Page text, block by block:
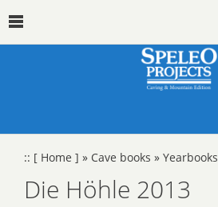
:: [ Home ] » Cave books » Yearbooks
Die Höhle 2013